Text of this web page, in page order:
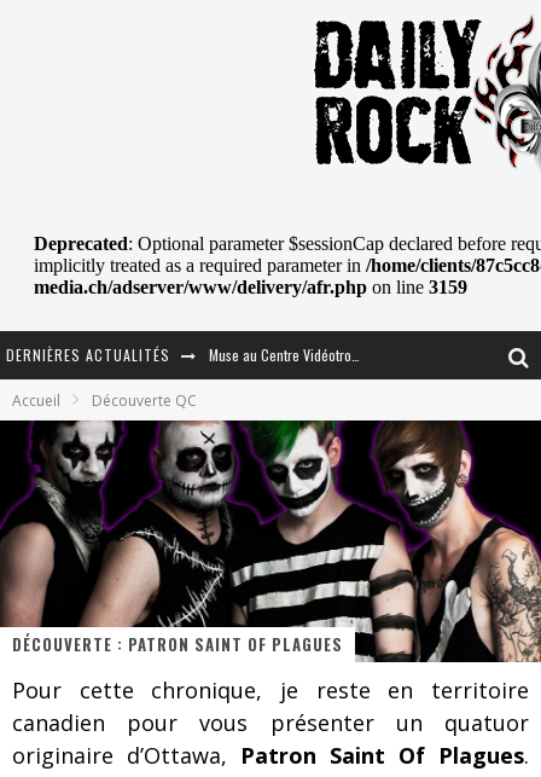
DERNIÈRES ACTUALITÉS Journey et Toto au Centre Bell
Tove Lo était de passage au MTELUS
Les danseurs étoiles parasitent ton ciel
La compil’ Zoo de Slam Disques est de retour
Les rêves sont faits pour être réalisés
Accueil Découverte QC
DÉCOUVERTE : PATRON SAINT OF PLAGUES
Pour cette chronique, je reste en territoire
canadien pour vous présenter un quatuor
originaire d’Ottawa, Patron Saint Of Plagues.